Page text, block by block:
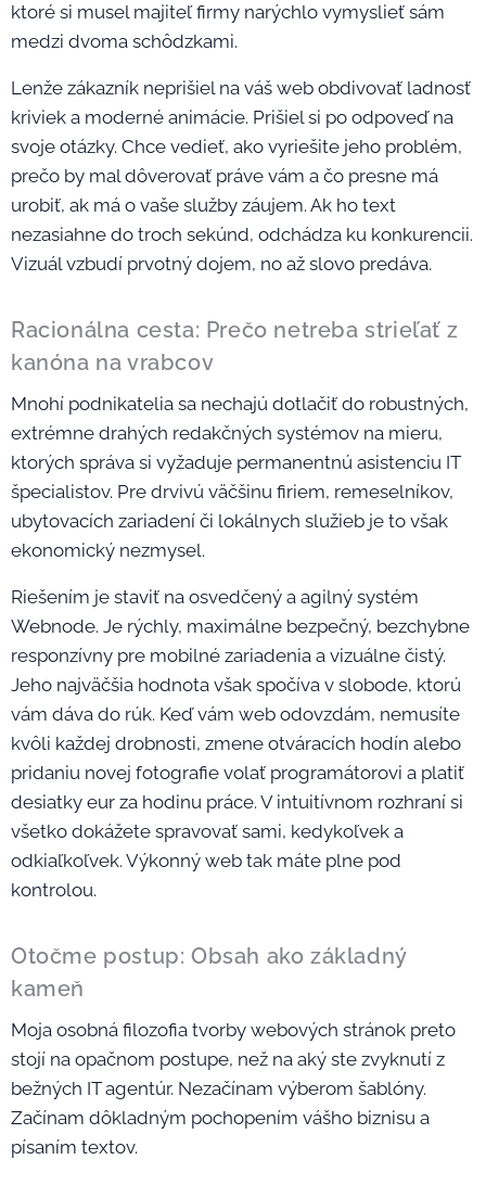
ktoré si musel majiteľ firmy narýchlo vymyslieť sám
medzi dvoma schôdzkami.
Lenže zákazník neprišiel na váš web obdivovať ladnosť
kriviek a moderné animácie. Prišiel si po odpoveď na
svoje otázky. Chce vedieť, ako vyriešite jeho problém,
prečo by mal dôverovať práve vám a čo presne má
urobiť, ak má o vaše služby záujem. Ak ho text
nezasiahne do troch sekúnd, odchádza ku konkurencii.
Vizuál vzbudí prvotný dojem, no až slovo predáva.
Racionálna cesta: Prečo netreba strieľať z
kanóna na vrabcov
Mnohí podnikatelia sa nechajú dotlačiť do robustných,
extrémne drahých redakčných systémov na mieru,
ktorých správa si vyžaduje permanentnú asistenciu IT
špecialistov. Pre drvivú väčšinu firiem, remeselníkov,
ubytovacích zariadení či lokálnych služieb je to však
ekonomický nezmysel.
Riešením je staviť na osvedčený a agilný systém
Webnode. Je rýchly, maximálne bezpečný, bezchybne
responzívny pre mobilné zariadenia a vizuálne čistý.
Jeho najväčšia hodnota však spočíva v slobode, ktorú
vám dáva do rúk. Keď vám web odovzdám, nemusíte
kvôli každej drobnosti, zmene otváracích hodín alebo
pridaniu novej fotografie volať programátorovi a platiť
desiatky eur za hodinu práce. V intuitívnom rozhraní si
všetko dokážete spravovať sami, kedykoľvek a
odkiaľkoľvek. Výkonný web tak máte plne pod
kontrolou.
Otočme postup: Obsah ako základný
kameň
Moja osobná filozofia tvorby webových stránok preto
stojí na opačnom postupe, než na aký ste zvyknutí z
bežných IT agentúr. Nezačínam výberom šablóny.
Začínam dôkladným pochopením vášho biznisu a
písaním textov.